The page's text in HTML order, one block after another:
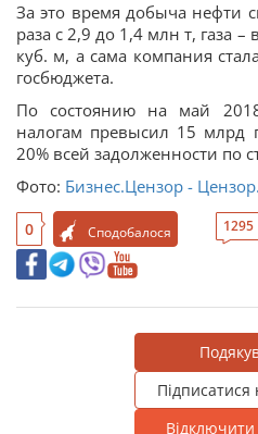
За это время добыча нефти
раза с 2,9 до 1,4 млн т, газа
куб. м, а сама компания
госбюджета.
По состоянию на май
налогам превысил 15 млрд
20% всей задолженности по
Фото: Бизнес.Цензор -
0 Сподобалося 1295
Підписатися